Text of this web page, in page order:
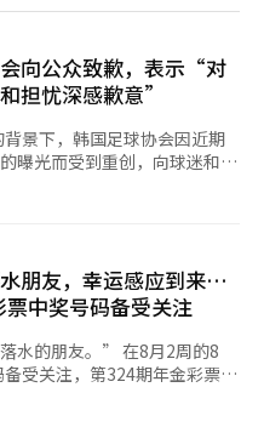
用。当梅西在纽维尔老男孩青
霍尔赫积极寻找治疗方案。在
13岁的梅西前往西班牙。 在
终陪伴在侧。尽管家人因无法
梅
向公众致歉，表示“对
担忧深感歉意”
景下，韩国足球协会因近期
曝光而受到重创，向球迷和足
神，给足球迷带来快乐和喜
能，处于一种令人痛心的境
不存在任何不当
朋友，幸运感应到来…
中奖号码备受关注
。” 在8月2周的8
受关注，第324期年金彩票
事引发热议。 在上个月